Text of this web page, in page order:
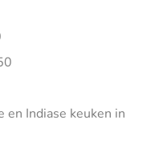
en Indiase keuken in